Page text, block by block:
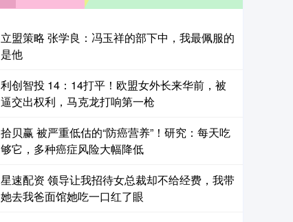
立盟策略 张学良：冯玉祥的部下中，我最佩服的
是他
利创智投 14：14打平！欧盟女外长来华前，被
逼交出权利，马克龙打响第一枪
拾贝赢 被严重低估的“防癌营养”！研究：每天吃
够它，多种癌症风险大幅降低
星速配资 领导让我招待女总裁却不给经费，我带
她去我爸面馆她吃一口红了眼